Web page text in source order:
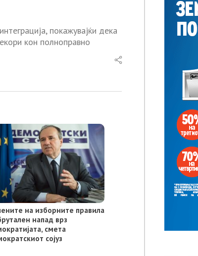
покажувајќи дека
кон полноправно
на изборните правила
напад врз
смета
сојуз